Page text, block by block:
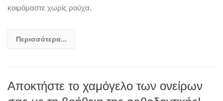
κοιμόμαστε χωρίς ρούχα.
Περισσότερα...
Αποκτήστε το χαμόγελο των ονείρων